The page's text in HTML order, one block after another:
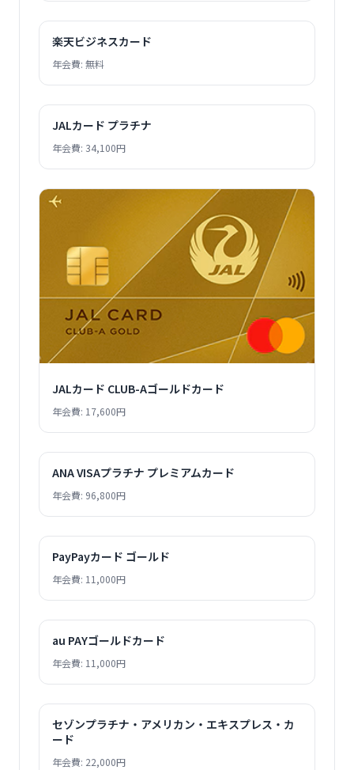
楽天ビジネスカード
年会費: 無料
JALカード プラチナ
年会費: 34,100円
JALカード CLUB-Aゴールドカード
年会費: 17,600円
ANA VISAプラチナ プレミアムカード
年会費: 96,800円
PayPayカード ゴールド
年会費: 11,000円
au PAYゴールドカード
年会費: 11,000円
セゾンプラチナ・アメリカン・エキスプレス・カ
ード
年会費: 22,000円